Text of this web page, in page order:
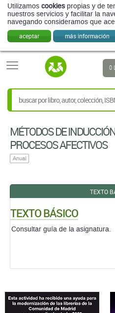
Utilizamos cookies propias y de
nuestros servicios y facilitar la
navegando consideramos que
aceptar más información
0
MÉTODOS DE
PROCESOS AFECTIVOS
Anual
TEXTO
TEXTO BÁSICO
Consultar guía de la asignatura.